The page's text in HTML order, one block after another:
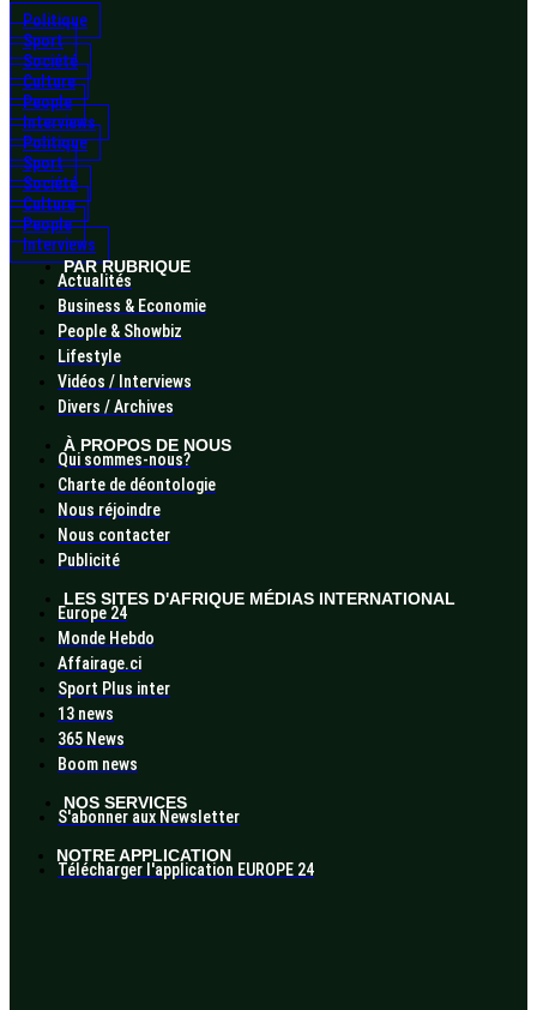
Politique
Sport
Société
Culture
People
Interviews
Politique
Sport
Société
Culture
People
Interviews
PAR RUBRIQUE
Actualités
Business & Economie
People & Showbiz
Lifestyle
Vidéos / Interviews
Divers / Archives
À PROPOS DE NOUS
Qui sommes-nous?
Charte de déontologie
Nous réjoindre
Nous contacter
Publicité
LES SITES D'AFRIQUE MÉDIAS INTERNATIONAL
Europe 24
Monde Hebdo
Affairage.ci
Sport Plus inter
13 news
365 News
Boom news
NOS SERVICES
S'abonner aux Newsletter
NOTRE APPLICATION
Télécharger l'application EUROPE 24